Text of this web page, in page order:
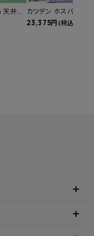
井付
ダー
カツデン ホスバ 天井
物干し 標準サイズ ス
23,375円 (税込)